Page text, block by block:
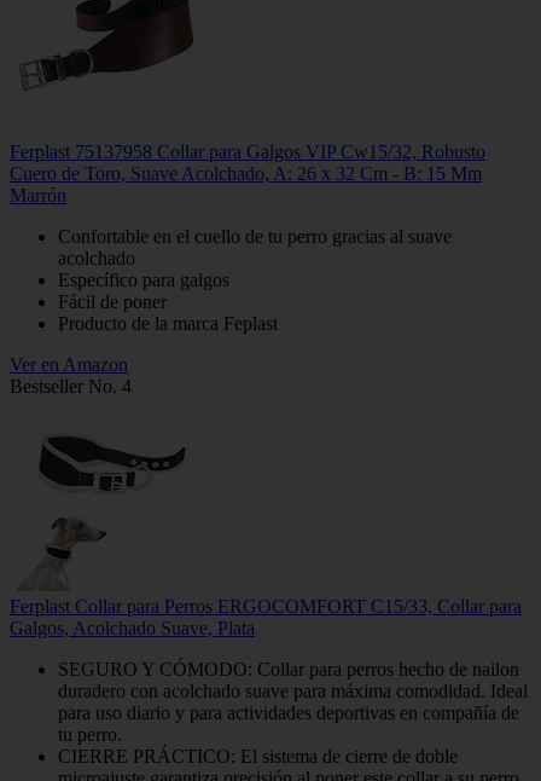
Ferplast 75137958 Collar para Galgos VIP Cw15/32, Robusto
Cuero de Toro, Suave Acolchado, A: 26 x 32 Cm - B: 15 Mm
Marrón
Confortable en el cuello de tu perro gracias al suave
acolchado
Específico para galgos
Fácil de poner
Producto de la marca Feplast
Ver en Amazon
Bestseller No. 4
Ferplast Collar para Perros ERGOCOMFORT C15/33, Collar para
Galgos, Acolchado Suave, Plata
SEGURO Y CÓMODO: Collar para perros hecho de nailon
duradero con acolchado suave para máxima comodidad. Ideal
para uso diario y para actividades deportivas en compañía de
tu perro.
CIERRE PRÁCTICO: El sistema de cierre de doble